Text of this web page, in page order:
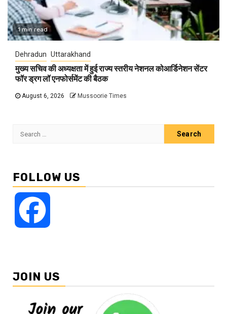
1 min read
Dehradun Uttarakhand
मुख्य सचिव की अध्यक्षता में हुई राज्य स्तरीय नेशनल कोआर्डिनेशन सेंटर
फॉर ड्रग लॉ एनफोर्समेंट की बैठक
August 6, 2026 Mussoorie Times
Search
FOLLOW US
JOIN US